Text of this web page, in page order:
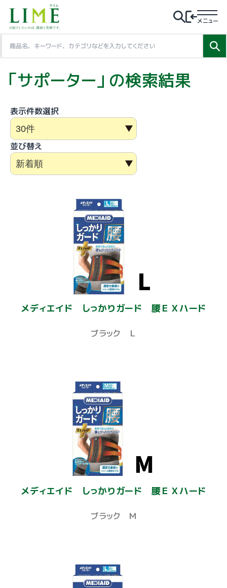
メニュー
「サポーター」の検索結果
表示件数選択
並び替え
メディエイド しっかりガード 腰ＥＸハード
ブラック Ｌ
メディエイド しっかりガード 腰ＥＸハード
ブラック Ｍ